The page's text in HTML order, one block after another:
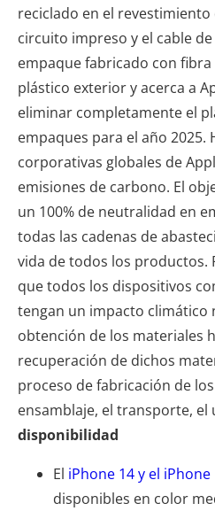
reciclado en el revestimiento
circuito impreso y el cable
empaque fabricado con
plástico exterior y acerca a
eliminar completamente el
empaques para el año 2025.
corporativas globales de
emisiones de carbono. El
un 100% de neutralidad en
todas las cadenas de
vida de todos los productos.
que todos los dispositivos
tengan un impacto climático
obtención de los materiales
recuperación de dichos
proceso de fabricación de
ensamblaje, el transporte, el
disponibilidad
El iPhone 14 y el iPhone
disponibles en color